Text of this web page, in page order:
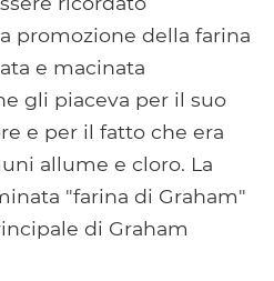
promozione della farina
e macinata
gli piaceva per il suo
e per il fatto che era
allume e cloro. La
"farina di Graham"
di Graham